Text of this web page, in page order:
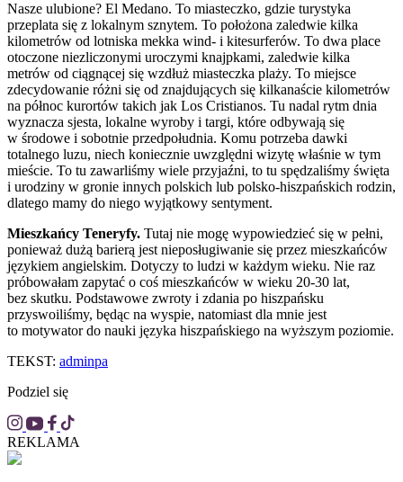
Nasze ulubione? El Medano. To miasteczko, gdzie turystyka
przeplata się z lokalnym sznytem. To położona zaledwie kilka
kilometrów od lotniska mekka wind- i kitesurferów. To dwa place
otoczone niezliczonymi uroczymi knajpkami, zaledwie kilka
metrów od ciągnącej się wzdłuż miasteczka plaży. To miejsce
zdecydowanie różni się od znajdujących się kilkanaście kilometrów
na północ kurortów takich jak Los Cristianos. Tu nadal rytm dnia
wyznacza sjesta, lokalne wyroby i targi, które odbywają się
w środowe i sobotnie przedpołudnia. Komu potrzeba dawki
totalnego luzu, niech koniecznie uwzględni wizytę właśnie w tym
mieście. To tu zawarliśmy wiele przyjaźni, to tu spędzaliśmy święta
i urodziny w gronie innych polskich lub polsko-hiszpańskich rodzin,
dlatego mamy do niego wyjątkowy sentyment.
Mieszkańcy Teneryfy. Tutaj nie mogę wypowiedzieć się w pełni,
ponieważ dużą barierą jest nieposługiwanie się przez mieszkańców
językiem angielskim. Dotyczy to ludzi w każdym wieku. Nie raz
próbowałam zapytać o coś mieszkańców w wieku 20-30 lat,
bez skutku. Podstawowe zwroty i zdania po hiszpańsku
przyswoiliśmy, będąc na wyspie, natomiast dla mnie jest
to motywator do nauki języka hiszpańskiego na wyższym poziomie.
TEKST: adminpa
Podziel się
REKLAMA